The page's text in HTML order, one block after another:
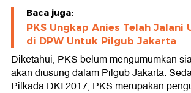
Baca juga:
PKS Ungkap Anies Telah Jalani
di DPW Untuk Pilgub Jakarta
Diketahui, PKS belum mengumumkan
akan diusung dalam Pilgub Jakarta.
Pilkada DKI 2017, PKS merupakan